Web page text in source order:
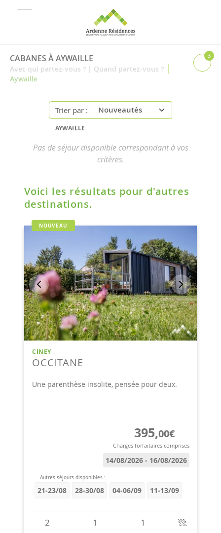
CABANES À AYWAILLE
Avec qui partez-vous ? | Quand partez-vous ? |
Aywaille
3
Trier par :
AYWAILLE
Pas de séjour disponible correspondant à vos
critères.
Voici les résultats pour d'autres
destinations.